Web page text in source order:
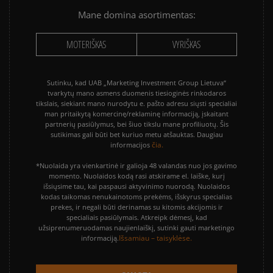
Mane domina asortimentas:
MOTERIŠKAS VYRIŠKAS
Sutinku, kad UAB „Marketing Investment Group Lietuva“
tvarkytų mano asmens duomenis tiesioginės rinkodaros
tikslais, siekiant mano nurodytu e. pašto adresu siųsti specialiai
man pritaikytą komercinę/reklaminę informaciją, įskaitant
partnerių pasiūlymus, bei šiuo tikslu mane profiliuotų. Šis
sutikimas gali būti bet kuriuo metu atšauktas. Daugiau
informacijos čia.
*Nuolaida yra vienkartinė ir galioja 48 valandas nuo jos gavimo
momento. Nuolaidos kodą rasi atskirame el. laiške, kurį
išsiųsime tau, kai paspausi aktyvinimo nuorodą. Nuolaidos
kodas taikomas nenukainotoms prekėms, išskyrus specialias
prekes, ir negali būti derinamas su kitomis akcijomis ir
specialiais pasiūlymais. Atkreipk dėmesį, kad
užsiprenumeruodamas naujienlaiškį, sutinki gauti marketingo
informaciją.Išsamiau – taisyklėse.